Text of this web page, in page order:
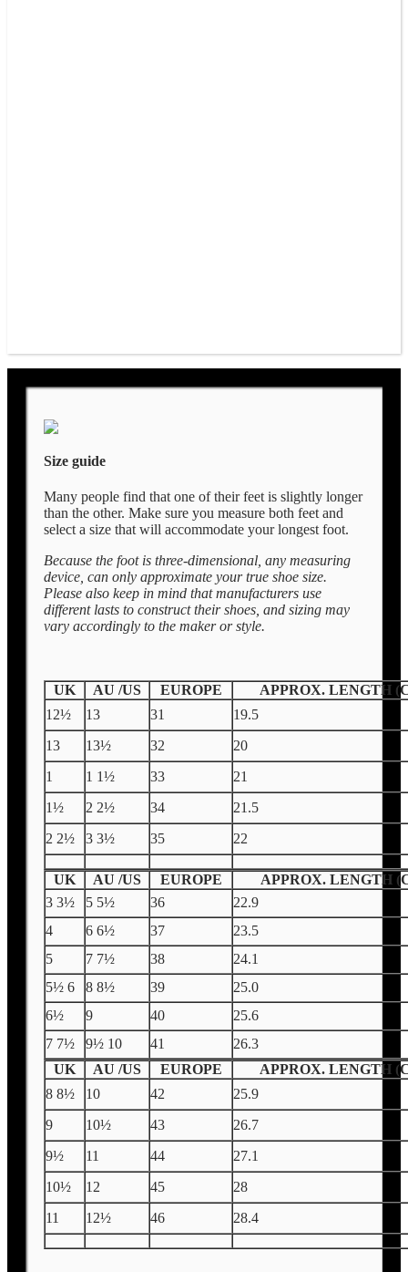
Size guide
Many people find that one of their feet is slightly longer
than the other. Make sure you measure both feet and
select a size that will accommodate your longest foot.
Because the foot is three-dimensional, any measuring
device, can only approximate your true shoe size.
Please also keep in mind that manufacturers use
different lasts to construct their shoes, and sizing may
vary accordingly to the maker or style.
UK AU /US EUROPE
APPROX. LENGTH
12½
13 31
19.5
13
13½ 32
20
1
1 1½ 33
21
1½
2 2½ 34
21.5
2 2½
3 3½ 35 22
UK AU /US EUROPE
APPROX. LENGTH
3 3½
5 5½ 36
22.9
4
6 6½ 37
23.5
5
7 7½ 38
24.1
5½ 6
8 8½ 39
25.0
6½
9 40
25.6
7 7½
9½ 10 41
26.3
UK
AU /US EUROPE
APPROX. LENGTH
8 8½
10 42
25.9
9
10½ 43
26.7
9½
11 44
27.1
10½
12 45
28
11
12½ 46 28.4